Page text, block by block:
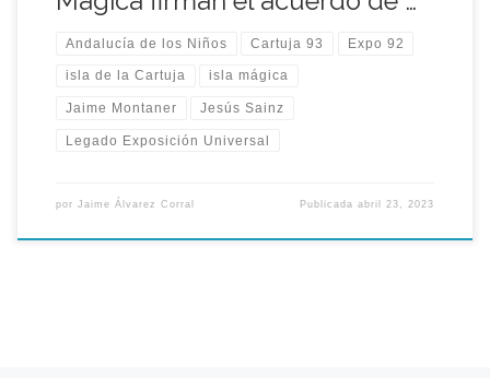
Andalucía de los Niños Cartuja 93 Expo 92
isla de la Cartuja isla mágica
Jaime Montaner Jesús Sainz
Legado Exposición Universal
por Jaime Álvarez Corral Publicadaabril 23, 2023